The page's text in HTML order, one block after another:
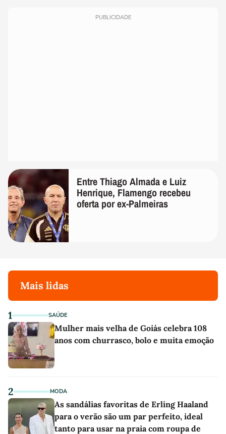
PUBLICIDADE
Entre Thiago Almada e Luiz
Henrique, Flamengo recebeu
oferta por ex-Palmeiras
Mais lidas
1 SAÚDE
Mulher mais velha de Goiás celebra 108
anos com churrasco, bolo e muita emoção
2 MODA
As sandálias favoritas de Erling Haaland
para o verão são um par perfeito, ideal
tanto para usar na praia com roupa de